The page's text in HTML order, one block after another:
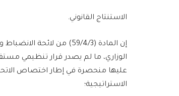
الاستنتاج القانوني.
إن المادة (59/4/3) من
الوزاري، ما لم يصدر قرار تنظيمي
عليها منحصرة في إطار اختصاص
الاستراتيجية؛